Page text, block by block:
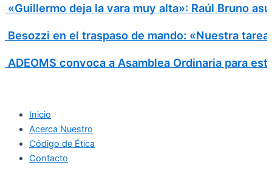
«Guillermo deja la vara muy alta»: Raúl Bruno
Besozzi en el traspaso de mando: «Nuestra
ADEOMS convoca a Asamblea Ordinaria para
Inicio
Acerca Nuestro
Código de Ética
Contacto